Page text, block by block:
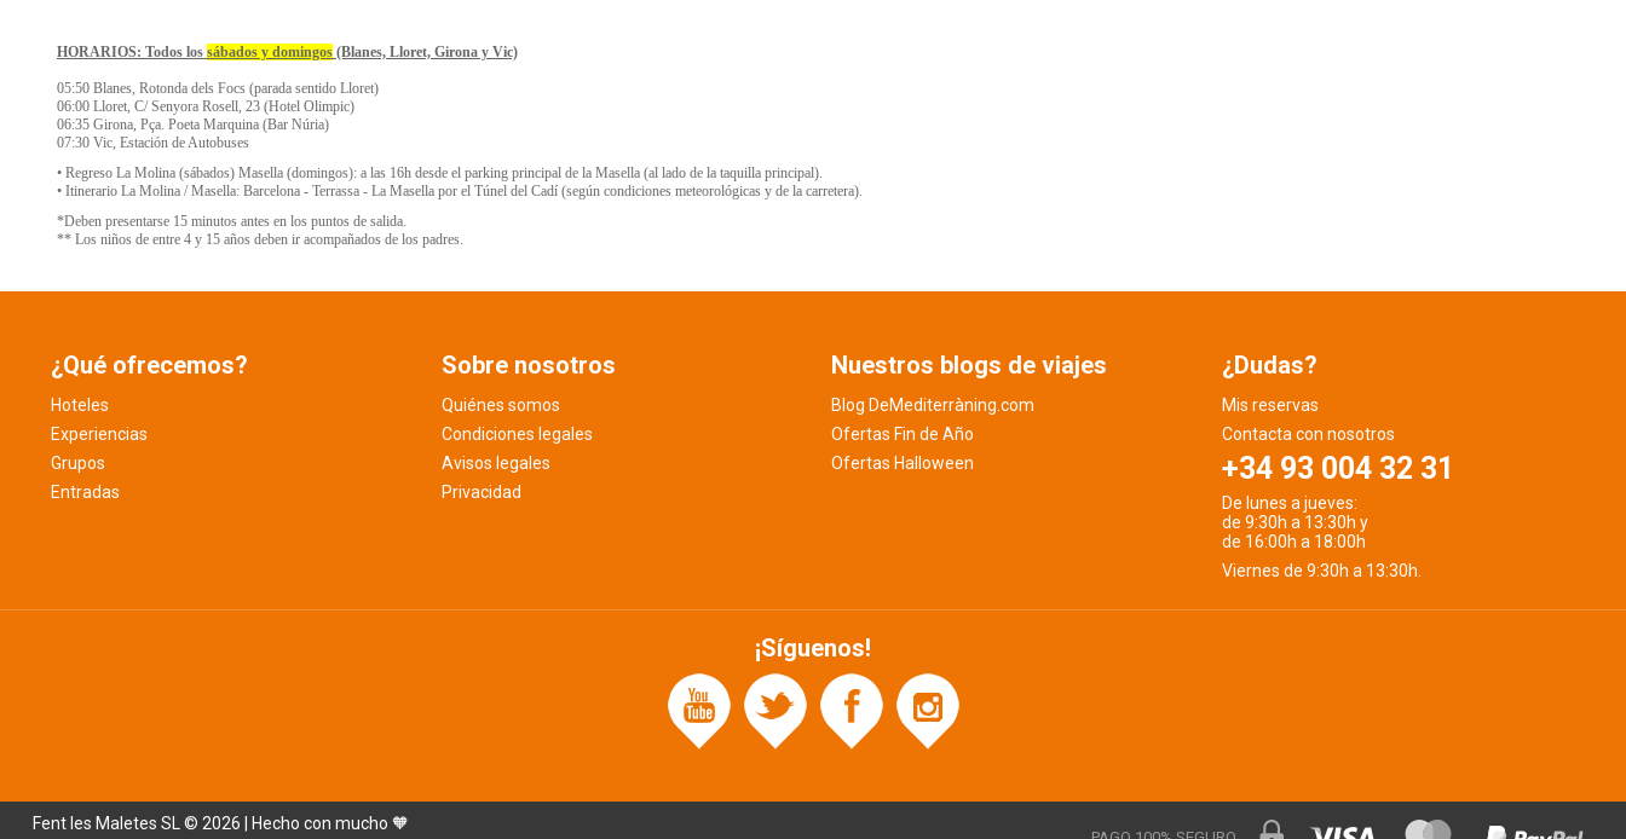
HORARIOS: Todos los sábados y domingos (Blanes, Lloret, Girona y Vic)
05:50 Blanes, Rotonda dels Focs (parada sentido Lloret)
06:00 Lloret, C/ Senyora Rosell, 23 (Hotel Olimpic)
06:35 Girona, Pça. Poeta Marquina (Bar Núria)
07:30 Vic, Estación de Autobuses
• Regreso La Molina (sábados) Masella (domingos): a las 16h desde el parking principal de la Masella (al lado de la taquilla principal).
• Itinerario La Molina / Masella: Barcelona - Terrassa - La Masella por el Túnel del Cadí (según condiciones meteorológicas y de la carretera).
*Deben presentarse 15 minutos antes en los puntos de salida.
** Los niños de entre 4 y 15 años deben ir acompañados de los padres.
¿Qué ofrecemos?
Hoteles
Experiencias
Grupos
Entradas
Sobre nosotros
Quiénes somos
Condiciones legales
Avisos legales
Privacidad
Nuestros blogs de viajes
Blog DeMediterràning.com
Ofertas Fin de Año
Ofertas Halloween
¿Dudas?
Mis reservas
Contacta con nosotros
+34 93 004 32 31
De lunes a jueves:
de 9:30h a 13:30h y
de 16:00h a 18:00h
Viernes de 9:30h a 13:30h.
¡Síguenos!
Fent les Maletes SL © 2026 | Hecho con mucho 🧡